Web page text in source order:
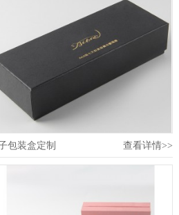
包装盒定制 查看详情>>